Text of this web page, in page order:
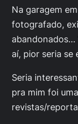
Na garagem
fotografado,
abandonados…
aí, pior seria se
Seria
pra mim foi
revistas/